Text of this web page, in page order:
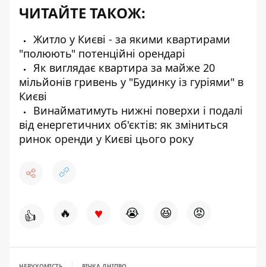
ЧИТАЙТЕ ТАКОЖ:
Житло у Києві - за якими квартирами
"полюють" потенційні орендарі
Як виглядає квартира за майже 20
мільйонів гривень у "Будинку із гуріями" в
Києві
Винайматимуть нижні поверхи і подалі
від енергетичних об'єктів: як зміниться
ринок оренди у Києві цього року
👍 🔥 ♥ 😭 😆 😡